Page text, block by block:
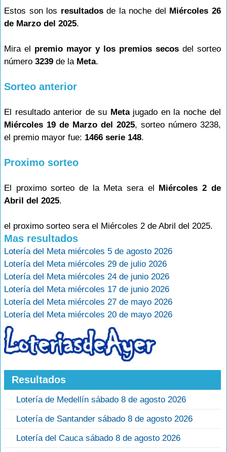
Estos son los resultadosde la noche del Miércoles 26
de Marzo del 2025.
Mira el premio mayor y los premios secosdel sorteo
número 3239 de la Meta.
Sorteo anterior
El resultado anterior de su Metajugado en la noche del
Miércoles 19 de Marzo del 2025, sorteo número 3238,
el premio mayor fue: 1466 serie 148.
Proximo sorteo
El proximo sorteo de la Meta sera el Miércoles 2 de
Abril del 2025.
el proximo sorteo sera el Miércoles 2 de Abril del 2025.
Mas resultados
Lotería del Meta miércoles 5 de agosto 2026
Lotería del Meta miércoles 29 de julio 2026
Lotería del Meta miércoles 24 de junio 2026
Lotería del Meta miércoles 17 de junio 2026
Lotería del Meta miércoles 27 de mayo 2026
Lotería del Meta miércoles 20 de mayo 2026
Resultados
Lotería de Medellín sábado 8 de agosto 2026
Lotería de Santander sábado 8 de agosto 2026
Lotería del Cauca sábado 8 de agosto 2026